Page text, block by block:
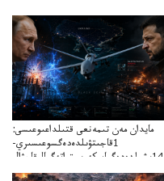
مايدان مەن تىمەنعى قتىلداعىوعىسى:
1قاجىتۋىلدەدەگسوعىسىري-